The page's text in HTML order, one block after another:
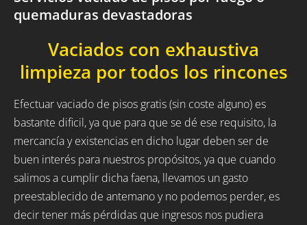
quemaduras devastadoras
Vaciados con exhaustiva
limpieza por todos los rincones
Efectuar vaciado de pisos gratis (sin coste alguno) es
bastante dificil, ya que para que se dé ese requisito, la
mercancía y existencias en dicho lugar deben ser de
buen interés para nuestros propósitos, ya que cuando
salimos a cumplir dicha faena, llevamos un gasto
preestablecido de antemano y no podemos perder, es
decir tener más pérdidas que ingresos nos pudiera